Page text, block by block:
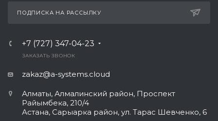
ПОДПИСКА НА РАССЫЛКУ
+7 (727) 347-04-23
ЗАКАЗАТЬ ЗВОНОК
zakaz@a-systems.cloud
Алматы, ​Алмалинский район, Проспект
Райымбека, 210/4
Астана, Сарыарка район, ул. Тарас Шевченко, 6​